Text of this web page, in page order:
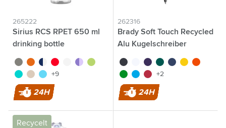
265222
Sirius RCS RPET 650 ml
drinking bottle
vert/vertorange translucide
turquoiserouge rouge
blancpourpre
vert
bleu translucide
beigebleu +9
24H
262316
Brady Soft Touch Recycled
Alu Kugelschreiber
noir blancpourpre
vert bleu jauneorange
vert clairbleu clair
rouge+2
24H
Recycelt